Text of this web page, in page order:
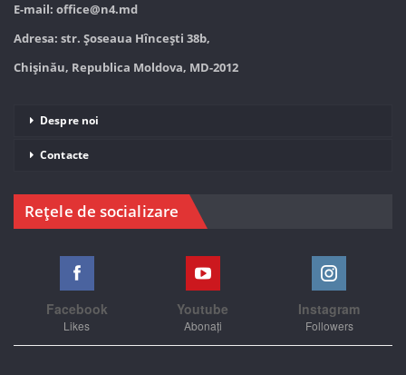
E-mail: office@n4.md
Adresa: str. Șoseaua Hînceşti 38b,
Chișinău, Republica Moldova, MD-2012
Despre noi
Contacte
Rețele de socializare
Facebook
Likes
Youtube
Abonați
Instagram
Followers